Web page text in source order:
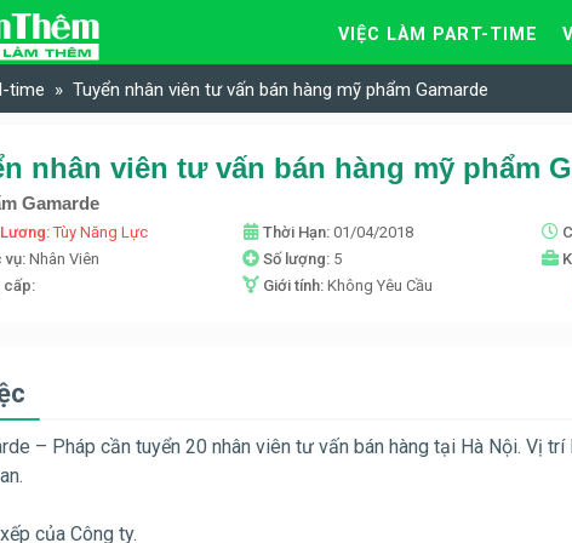
VIỆC LÀM PART-TIME
time Tuyển nhân viên tư vấn bán hàng mỹ phẩm Gamarde
nhân viên tư vấn bán hàng mỹ phẩm
Gamarde
Tùy Năng Lực Thời Hạn: 01/04/2018
vụ:Nhân Viên Số lượng: 5
cấp:
Giới tính: Không Yêu Cầu
– Pháp cần tuyển 20 nhân viên tư vấn bán hàng tại Hà Nội. Vị
của Công ty.